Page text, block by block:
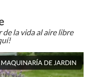
de la vida al aire libre